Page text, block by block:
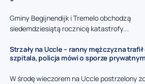
Gminy Begijnendijk i Tremelo obchodzą
siedemdziesiątą rocznicę katastrofy...
Strzały na Uccle – ranny mężczyzna trafił
szpitala, policja mówi o sporze prywatnym
W środę wieczorem na Uccle postrzelony